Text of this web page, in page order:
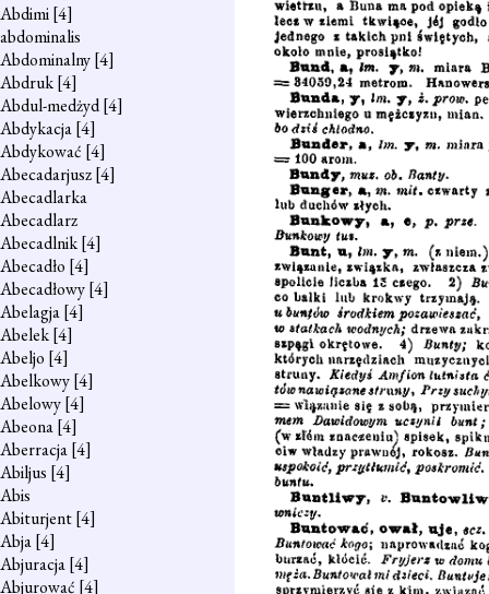
Abdimi[4]
abdominalis
Abdominalny[4]
Abdruk[4]
Abdul-medżyd[4]
Abdykacja[4]
Abdykować [4]
Abecadarjusz[4]
Abecadlarka
Abecadlarz
Abecadlnik[4]
Abecadło [4]
Abecadłowy[4]
Abelagja[4]
Abelek[4]
Abeljo [4]
Abelkowy[4]
Abelowy[4]
Abeona[4]
Aberracja[4]
Abiljus [4]
Abis
Abiturjent[4]
Abja[4]
Abjuracja[4]
Abjurować [4]